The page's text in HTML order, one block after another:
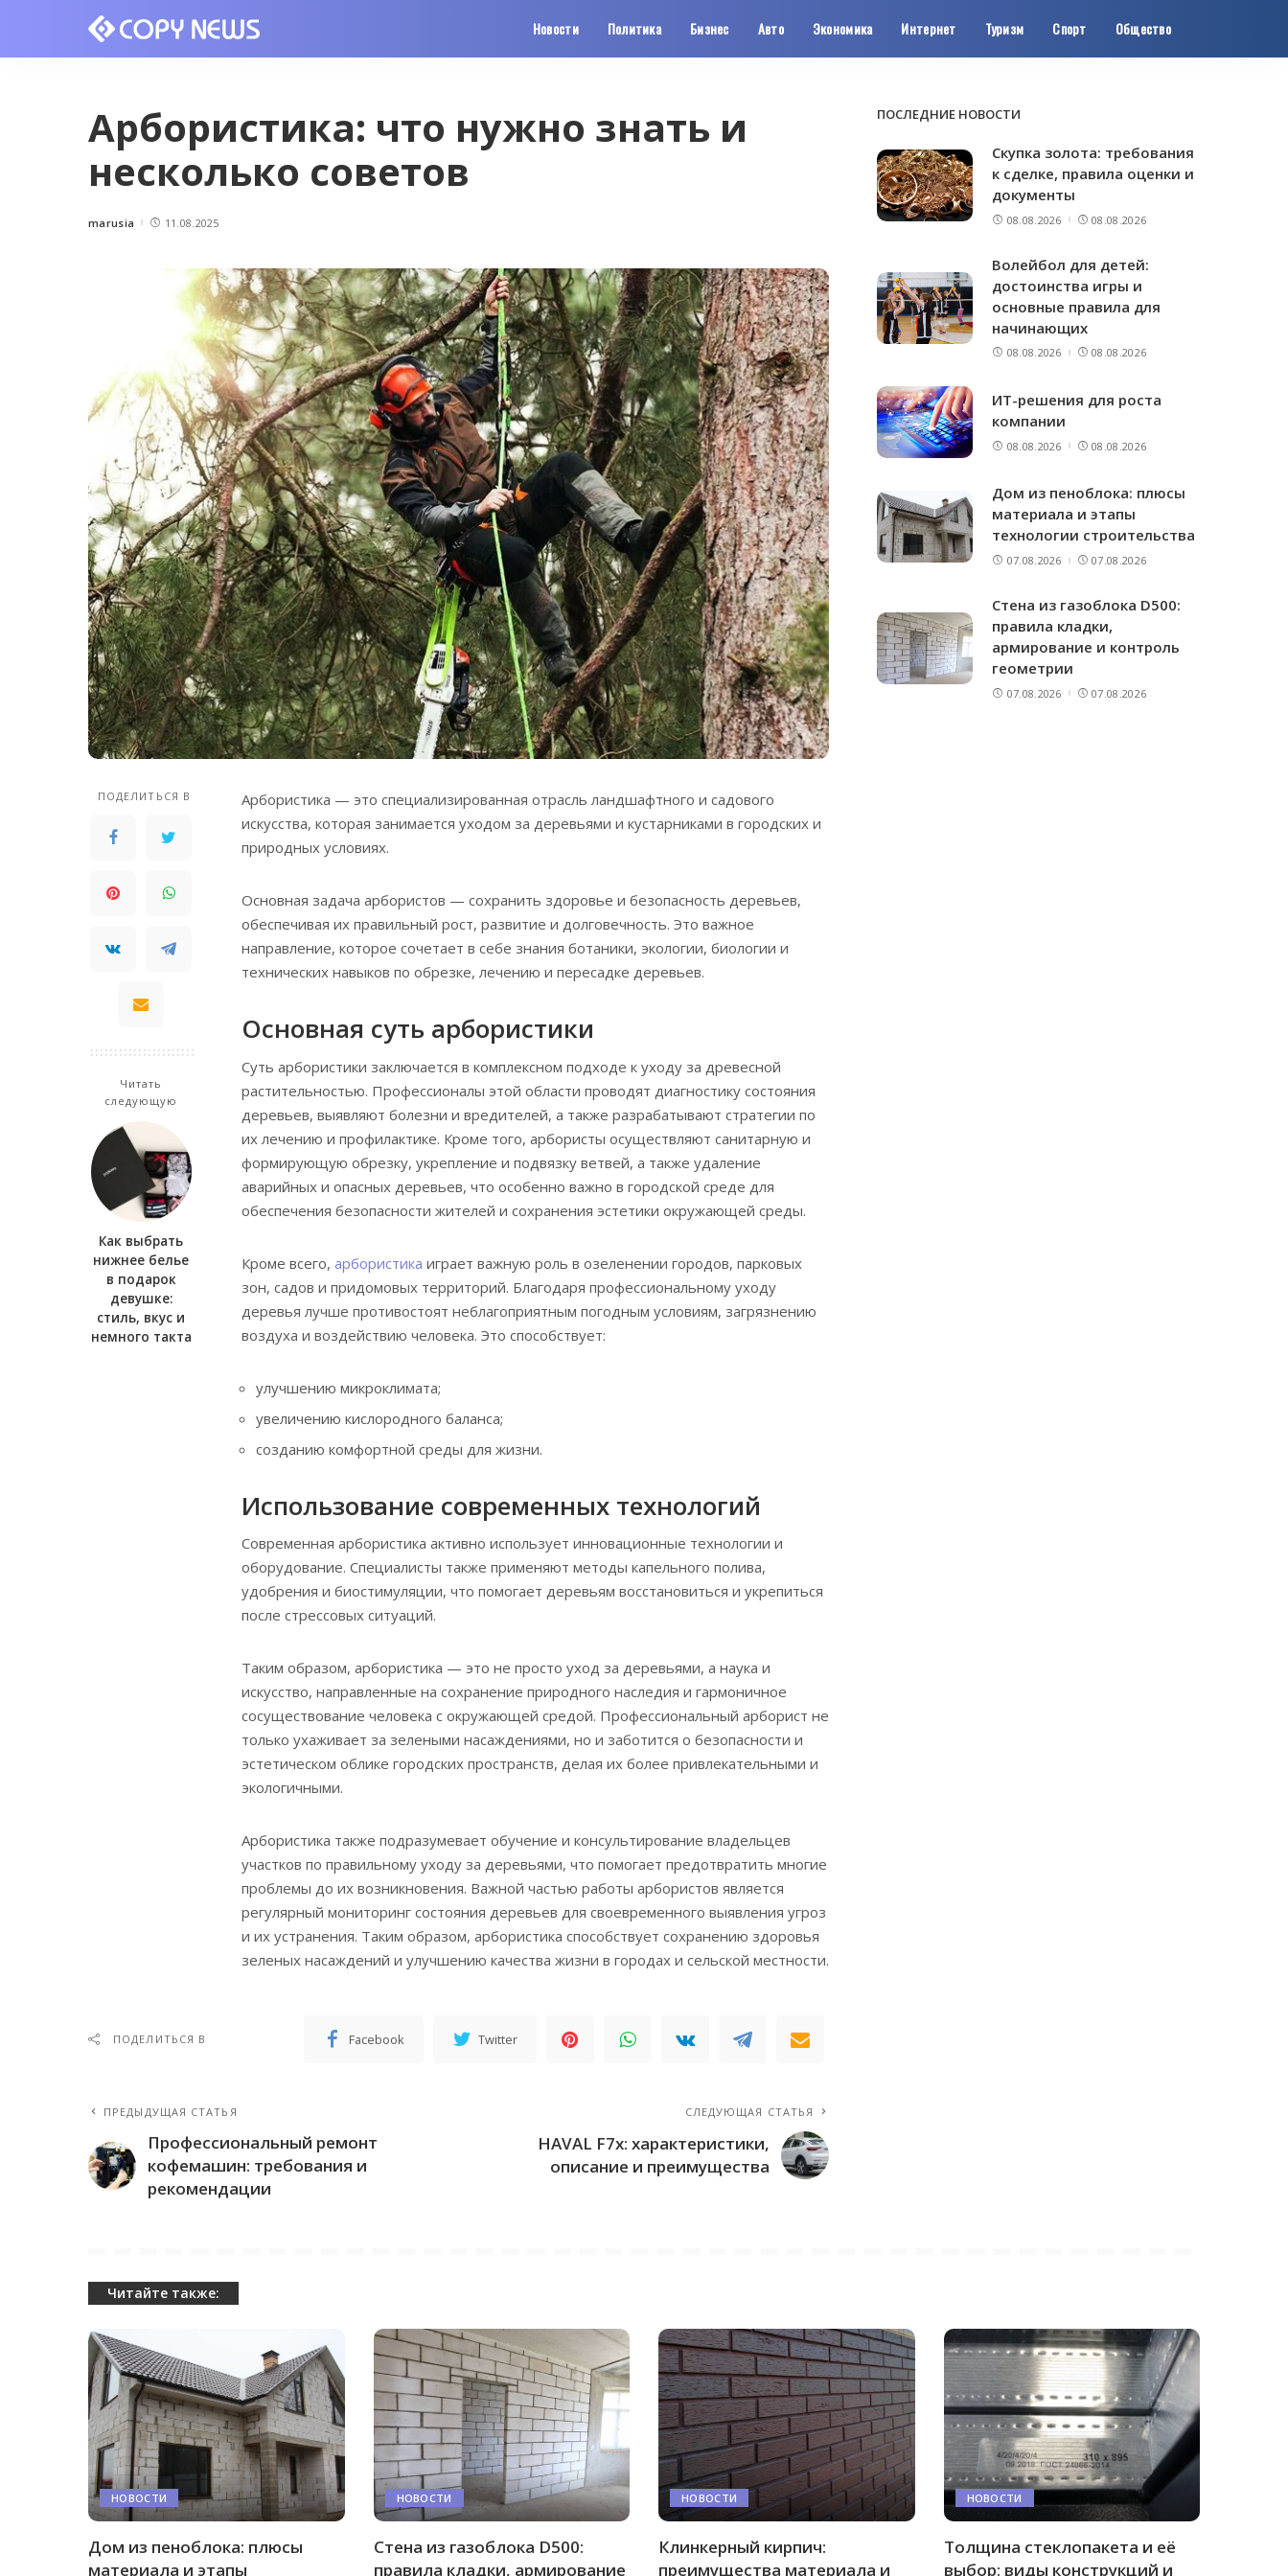
Новости Политика Бизнес Авто Экономика Интернет Туризм Спорт Общество
Арбористика: что нужно знать и
несколько советов
Posted
marusia 11.08.2025
ПОДЕЛИТЬСЯ В
Читать
следующую
Как выбрать
нижнее белье
в подарок
девушке:
стиль, вкус и
немного такта
Арбористика — это специализированная отрасль ландшафтного и садового
искусства, которая занимается уходом за деревьями и кустарниками в городских и
природных условиях.
Основная задача арбористов — сохранить здоровье и безопасность деревьев,
обеспечивая их правильный рост, развитие и долговечность. Это важное
направление, которое сочетает в себе знания ботаники, экологии, биологии и
технических навыков по обрезке, лечению и пересадке деревьев.
Основная суть арбористики
Суть арбористики заключается в комплексном подходе к уходу за древесной
растительностью. Профессионалы этой области проводят диагностику состояния
деревьев, выявляют болезни и вредителей, а также разрабатывают стратегии по
их лечению и профилактике. Кроме того, арбористы осуществляют санитарную и
формирующую обрезку, укрепление и подвязку ветвей, а также удаление
аварийных и опасных деревьев, что особенно важно в городской среде для
обеспечения безопасности жителей и сохранения эстетики окружающей среды.
Кроме всего, арбористика играет важную роль в озеленении городов, парковых
зон, садов и придомовых территорий. Благодаря профессиональному уходу
деревья лучше противостоят неблагоприятным погодным условиям, загрязнению
воздуха и воздействию человека. Это способствует:
улучшению микроклимата;
увеличению кислородного баланса;
созданию комфортной среды для жизни.
Использование современных технологий
Современная арбористика активно использует инновационные технологии и
оборудование. Специалисты также применяют методы капельного полива,
удобрения и биостимуляции, что помогает деревьям восстановиться и укрепиться
после стрессовых ситуаций.
Таким образом, арбористика — это не просто уход за деревьями, а наука и
искусство, направленные на сохранение природного наследия и гармоничное
сосуществование человека с окружающей средой. Профессиональный арборист не
только ухаживает за зелеными насаждениями, но и заботится о безопасности и
эстетическом облике городских пространств, делая их более привлекательными и
экологичными.
Арбористика также подразумевает обучение и консультирование владельцев
участков по правильному уходу за деревьями, что помогает предотвратить многие
проблемы до их возникновения. Важной частью работы арбористов является
регулярный мониторинг состояния деревьев для своевременного выявления угроз
и их устранения. Таким образом, арбористика способствует сохранению здоровья
зеленых насаждений и улучшению качества жизни в городах и сельской местности.
ПОДЕЛИТЬСЯ В Facebook Twitter
ПРЕДЫДУЩАЯ СТАТЬЯ
Профессиональный ремонт
кофемашин: требования и
рекомендации
СЛЕДУЮЩАЯ СТАТЬЯ
HAVAL F7x: характеристики,
описание и преимущества
ПОСЛЕДНИЕ НОВОСТИ
Скупка золота: требования
к сделке, правила оценки и
документы
08.08.2026 08.08.2026
Волейбол для детей:
достоинства игры и
основные правила для
начинающих
08.08.2026 08.08.2026
ИТ-решения для роста
компании
08.08.2026 08.08.2026
Дом из пеноблока: плюсы
материала и этапы
технологии строительства
07.08.2026 07.08.2026
Стена из газоблока D500:
правила кладки,
армирование и контроль
геометрии
07.08.2026 07.08.2026
Читайте также:
НОВОСТИ
Дом из пеноблока: плюсы
материала и этапы
НОВОСТИ
Стена из газоблока D500:
правила кладки, армирование
НОВОСТИ
Клинкерный кирпич:
преимущества материала и
НОВОСТИ
Толщина стеклопакета и её
выбор: виды конструкций и